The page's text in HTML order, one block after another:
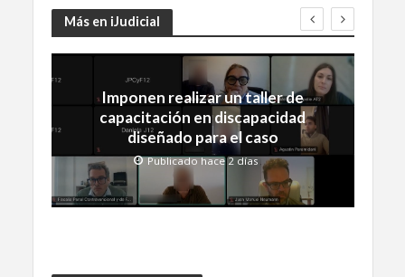
Más en iJudicial
Imponen realizar un taller de
capacitación en discapacidad
diseñado para el caso
Publicado hace 2 días